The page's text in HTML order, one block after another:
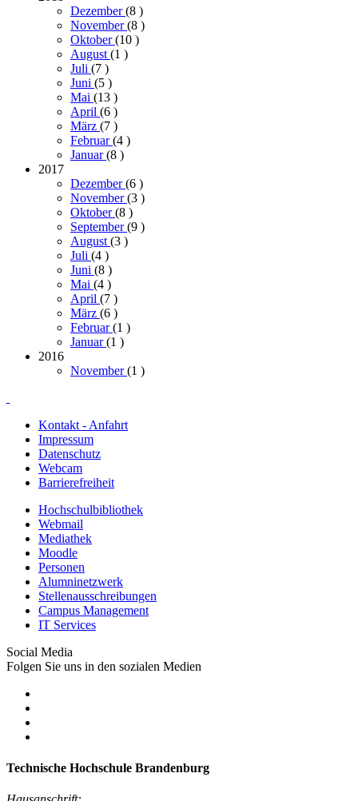
Dezember(8 )
November(8 )
Oktober(10 )
August (1 )
Juli (7 )
Juni (5 )
Mai (13 )
April (6 )
März (7 )
Februar(4 )
Januar(8 )
2017
Dezember(6 )
November(3 )
Oktober(8 )
September(9 )
August (3 )
Juli (4 )
Juni (8 )
Mai (4 )
April (7 )
März (6 )
Februar(1 )
Januar(1 )
2016
November(1 )
Kontakt - Anfahrt
Impressum
Datenschutz
Webcam
Barrierefreiheit
Hochschulbibliothek
Webmail
Mediathek
Moodle
Personen
Alumninetzwerk
Stellenausschreibungen
Campus Management
IT Services
Social Media
Folgen Sie uns in den sozialen Medien
Technische Hochschule Brandenburg